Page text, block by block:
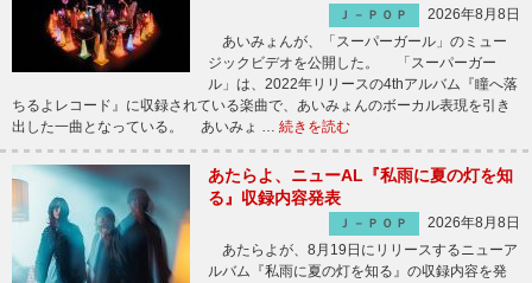
Ｊ－ＰＯＰ
2026年8月8日
あいみょんが、「スーパーガール」のミュー
ジックビデオを公開した。 「スーパーガー
ル」は、2022年リリースの4thアルバム『瞳へ落
ちるよレコード』に収録されている楽曲で、あいみょんのボーカル表現を引き
出した一曲となっている。 あいみょ … 続きを読む
あたらよ、ニューAL『私雨に夏の灯を知
る』収録内容発表
Ｊ－ＰＯＰ
2026年8月8日
あたらよが、8月19日にリリースするニューア
ルバム『私雨に夏の灯を知る』の収録内容を発